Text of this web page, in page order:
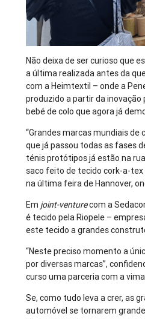
Não deixa de ser curioso que
a última realizada antes da
com a Heimtextil – onde a
produzido a partir da
bebé de colo que agora já
“Grandes marcas mundiais
que já passou todas as fases
ténis protótipos já estão na
saco feito de tecido cork-a-
na última feira de Hannover,
Em joint-venturecom a
é tecido pela Riopele –
este tecido a grandes
“Neste preciso momento a
por diversas marcas”,
curso uma parceria com a
Se, como tudo leva a crer, as
automóvel se tornarem